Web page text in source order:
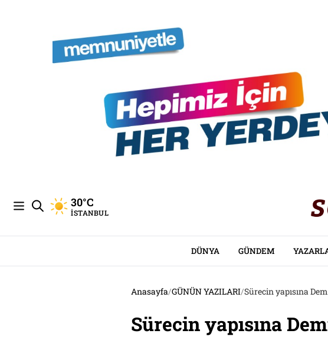
30°C
İSTANBUL
DÜNYA GÜNDEM
Anasayfa/GÜNÜN YAZILARI/Sürecin yapısına
Sürecin yapısına